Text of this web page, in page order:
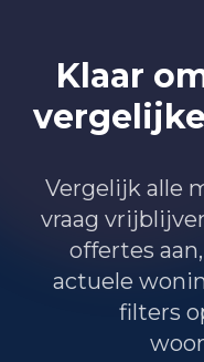
Zakelijke
Overheid,
Landbouw,
Vervoer,
Financiele
Cultuur,
Klaar
Vergelijk alle
vraag
offertes
actuele
filters